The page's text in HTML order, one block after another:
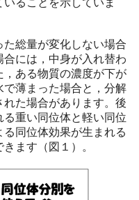
ることを示していま
総量が変化しない場合
には，中身が入れ替わ
，ある物質の濃度が下が
で薄まった場合と，分解
た場合があります。後
重い同位体と軽い同位
同位体効果が生まれる
ます（図１）。